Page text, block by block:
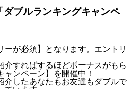
ダブルランキングキャンペ
が必須】となります。エントリ
介すればするほどボーナスがもら
ャンペーン】を開催中！
介したあなたもお友達もダブルで